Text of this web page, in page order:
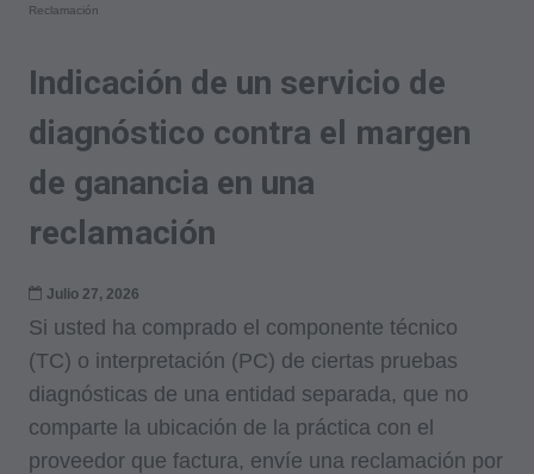
Reclamación
Indicación de un servicio de
diagnóstico contra el margen
de ganancia en una
reclamación
Julio 27, 2026
Si usted ha comprado el componente técnico
(TC) o interpretación (PC) de ciertas pruebas
diagnósticas de una entidad separada, que no
comparte la ubicación de la práctica con el
proveedor que factura, envíe una reclamación por